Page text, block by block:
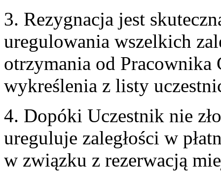
3. Rezygnacja jest
uregulowania wszelkich
otrzymania od
wykreślenia z listy
4. Dopóki Uczestnik nie
ureguluje zaległości w
w związku z rezerwacją